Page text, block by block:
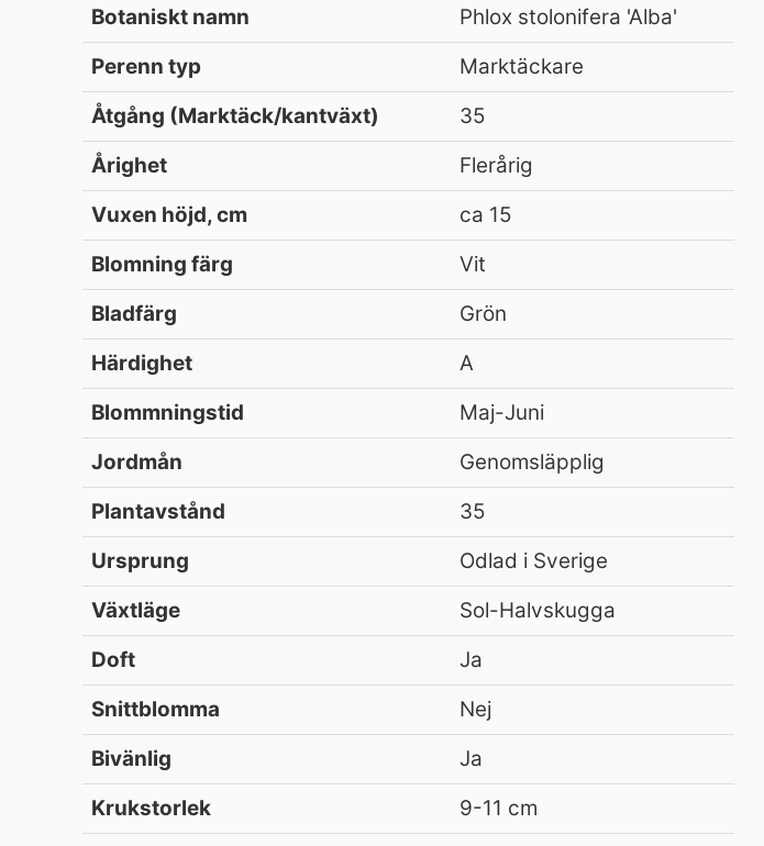
Botaniskt namn
Phlox stolonifera 'Alba'
Perenn typ
Marktäckare
Åtgång (Marktäck/kantväxt)
35
Årighet
Flerårig
Vuxen höjd, cm
ca 15
Blomning färg
Vit
Bladfärg
Grön
Härdighet
A
Blommningstid
Maj-Juni
Jordmån
Genomsläpplig
Plantavstånd
35
Ursprung
Odlad i Sverige
Växtläge
Sol-Halvskugga
Doft
Ja
Snittblomma
Nej
Bivänlig
Ja
Krukstorlek
9-11 cm